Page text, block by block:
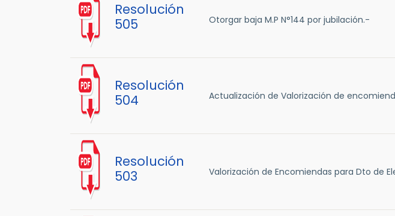
Resolución
505
Otorgar baja M.P N°144 por jubilación.-
Resolución
504
Actualización de Valorización de
Resolución
503
Valorización de Encomiendas para Dto de